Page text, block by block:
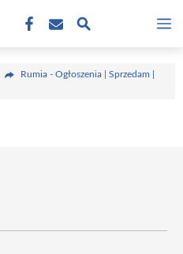
Rumia - Ogłoszenia | Sprzedam |